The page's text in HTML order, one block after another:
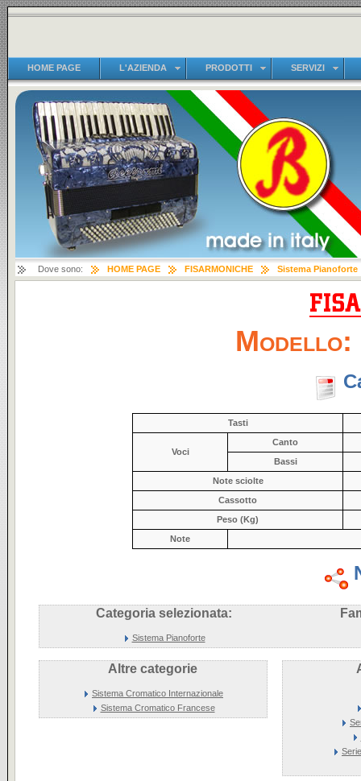
HOME PAGE L'AZIENDA PRODOTTI SERVIZI
Dove sono: HOME PAGE FISARMONICHE Sistema Pianoforte
Modello:
Tasti
Voci
Canto
Bassi
Note sciolte
Cassotto
Peso (Kg)
Note
Categoria selezionata:
Sistema Pianoforte
Altre categorie
Sistema Cromatico Internazionale
Sistema Cromatico Francese